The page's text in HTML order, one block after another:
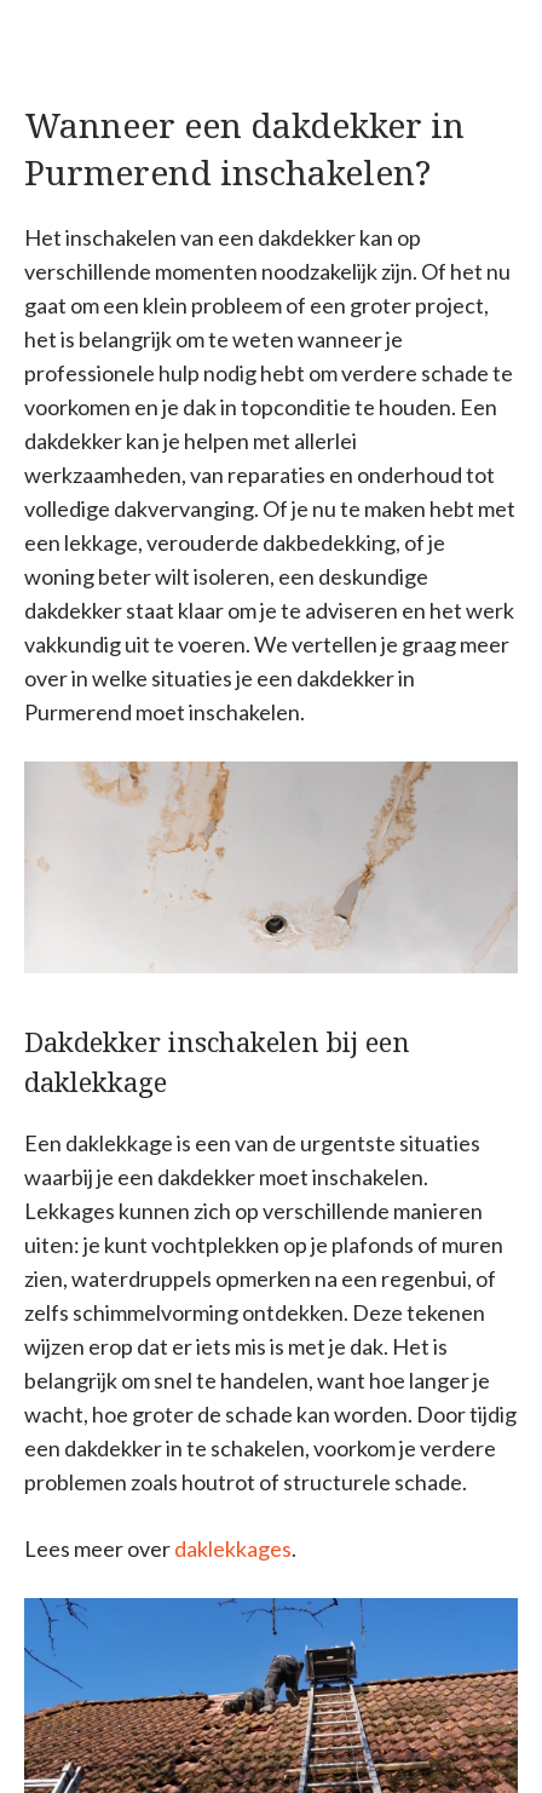
Wanneer een dakdekker in
Purmerend inschakelen?
Het inschakelen van een dakdekker kan op
verschillende momenten noodzakelijk zijn. Of het nu
gaat om een klein probleem of een groter project,
het is belangrijk om te weten wanneer je
professionele hulp nodig hebt om verdere schade te
voorkomen en je dak in topconditie te houden. Een
dakdekker kan je helpen met allerlei
werkzaamheden, van reparaties en onderhoud tot
volledige dakvervanging. Of je nu te maken hebt met
een lekkage, verouderde dakbedekking, of je
woning beter wilt isoleren, een deskundige
dakdekker staat klaar om je te adviseren en het werk
vakkundig uit te voeren. We vertellen je graag meer
over in welke situaties je een dakdekker in
Purmerend moet inschakelen.
Dakdekker inschakelen bij een
daklekkage
Een daklekkage is een van de urgentste situaties
waarbij je een dakdekker moet inschakelen.
Lekkages kunnen zich op verschillende manieren
uiten: je kunt vochtplekken op je plafonds of muren
zien, waterdruppels opmerken na een regenbui, of
zelfs schimmelvorming ontdekken. Deze tekenen
wijzen erop dat er iets mis is met je dak. Het is
belangrijk om snel te handelen, want hoe langer je
wacht, hoe groter de schade kan worden. Door tijdig
een dakdekker in te schakelen, voorkom je verdere
problemen zoals houtrot of structurele schade.
Lees meer overdaklekkages.